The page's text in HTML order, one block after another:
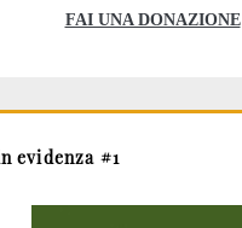
FAI UNA DONAZIONE
evidenza #1